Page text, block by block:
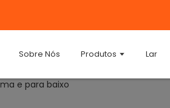
Sobre Nós Produtos Lar